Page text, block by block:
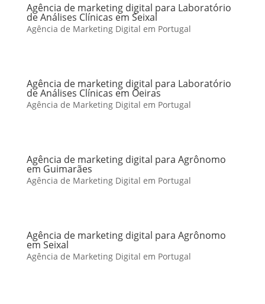
Agência de marketing digital para Laboratório
de Análises Clínicas em Seixal
Agência de Marketing Digital em Portugal
Agência de marketing digital para Laboratório
de Análises Clínicas em Oeiras
Agência de Marketing Digital em Portugal
Agência de marketing digital para Agrônomo
em Guimarães
Agência de Marketing Digital em Portugal
Agência de marketing digital para Agrônomo
em Seixal
Agência de Marketing Digital em Portugal